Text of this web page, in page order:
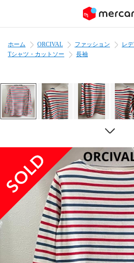
ホーム ORCIVAL ファッション レ
Tシャツ・カットソー
長袖